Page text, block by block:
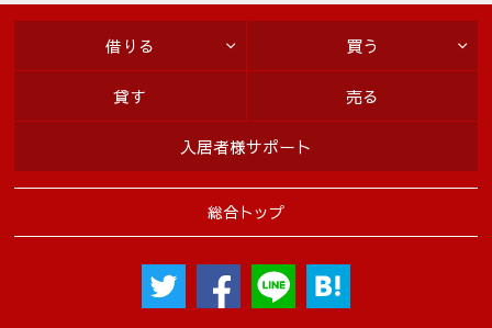
総合トップ
借りる 買う
貸す 売る
入居者様サポート